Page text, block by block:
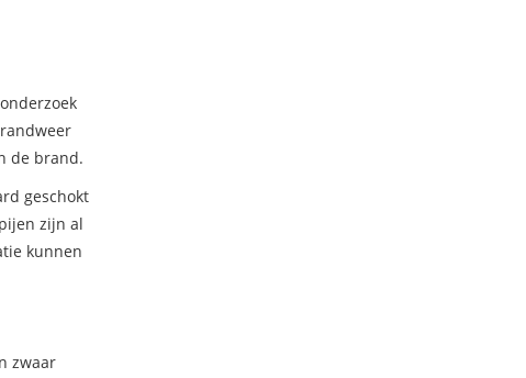
de brand.
geschokt
zijn al
kunnen
zwaar